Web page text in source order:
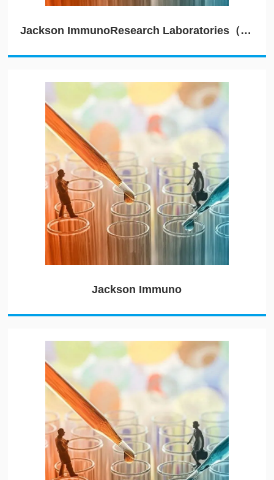
Jackson ImmunoResearch Laboratories（JIRL）
Jackson Immuno